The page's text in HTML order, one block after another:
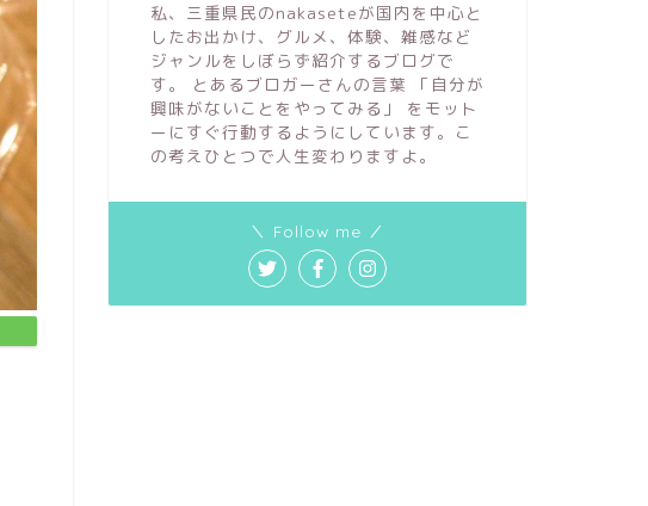
私、三重県民のnakaseteが国内を中心と
したお出かけ、グルメ、体験、雑感など
ジャンルをしぼらず紹介するブログで
す。 とあるブロガーさんの言葉 「自分が
興味がないことをやってみる」 をモット
ーにすぐ行動するようにしています。こ
の考えひとつで人生変わりますよ。
＼ Follow me ／